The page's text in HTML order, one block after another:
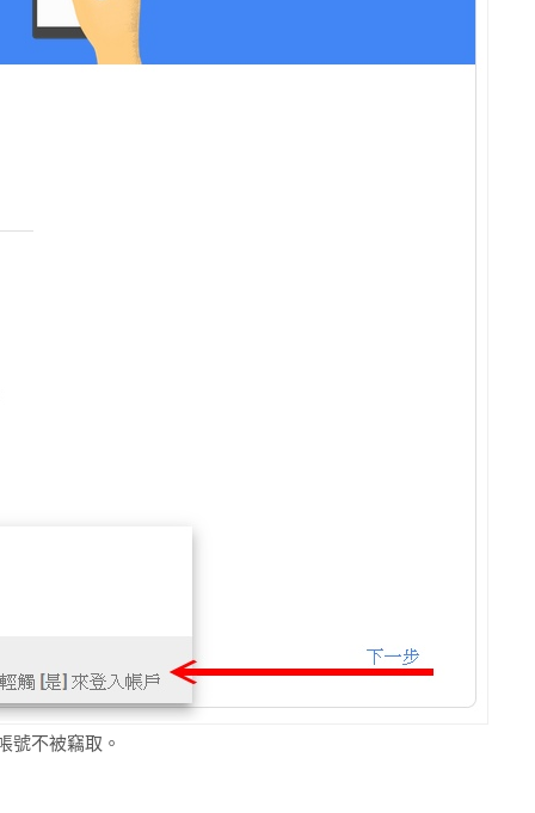
號不被竊取。